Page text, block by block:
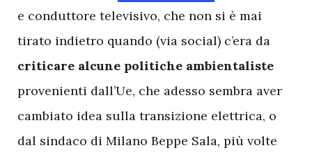
e conduttore televisivo, che non si è mai
tirato indietro quando (via social) c’era da
criticare alcune politiche ambientaliste
provenienti dall’Ue, che adesso sembra aver
cambiato idea sulla transizione elettrica, o
dal sindaco di Milano Beppe Sala, più volte